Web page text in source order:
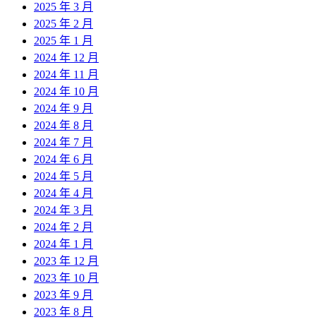
2025 年 3 月
2025 年 2 月
2025 年 1 月
2024 年 12 月
2024 年 11 月
2024 年 10 月
2024 年 9 月
2024 年 8 月
2024 年 7 月
2024 年 6 月
2024 年 5 月
2024 年 4 月
2024 年 3 月
2024 年 2 月
2024 年 1 月
2023 年 12 月
2023 年 10 月
2023 年 9 月
2023 年 8 月